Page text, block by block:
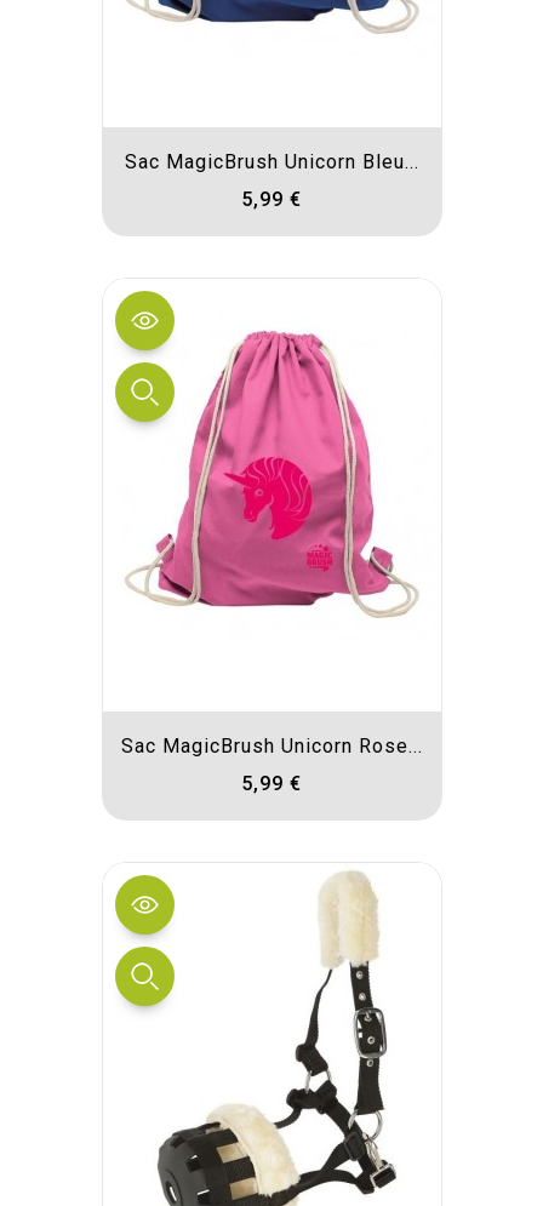
Sac MagicBrush Unicorn Bleu...
5,99 €
Sac MagicBrush Unicorn Rose...
5,99 €